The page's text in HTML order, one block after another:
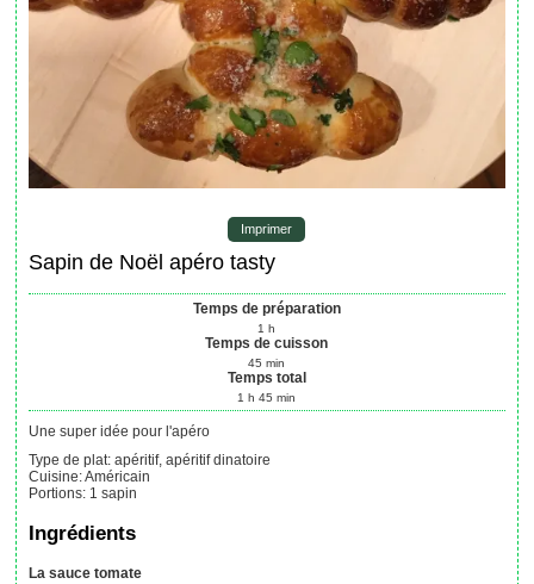
Imprimer
Sapin de Noël apéro tasty
Temps de préparation
1 h
Temps de cuisson
45 min
Temps total
1 h 45 min
Une super idée pour l'apéro
Type de plat: apéritif, apéritif dinatoire
Cuisine:Américain
Portions: 1 sapin
Ingrédients
La sauce tomate